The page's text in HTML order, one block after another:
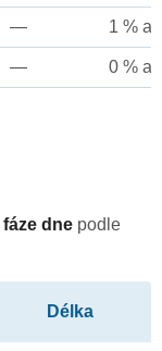
— 1 %
— 0 %
fáze dne podle
Délka